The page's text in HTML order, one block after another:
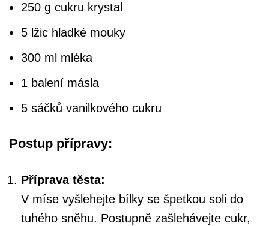
250 g cukru krystal
5 lžic hladké mouky
300 ml mléka
1 balení másla
5 sáčků vanilkového cukru
Postup přípravy:
Příprava těsta:
V míse vyšlehejte bílky se špetkou soli do
tuhého sněhu. Postupně zašlehávejte cukr,